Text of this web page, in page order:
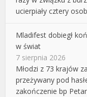
ucierpiały cztery
Mladifest dobiegł
w świat
7 sierpnia 2026
Młodzi z 73 krajów
przeżywany pod
zakończenie bp